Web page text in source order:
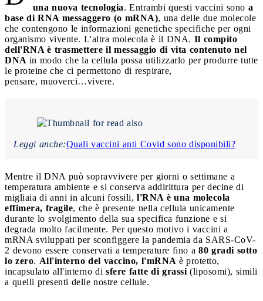
una nuova tecnologia. Entrambi questi vaccini sono a
base di RNA messaggero (o mRNA), una delle due molecole
che contengono le informazioni genetiche specifiche per ogni
organismo vivente. L'altra molecola è il DNA. Il compito
dell'RNA è trasmettere il messaggio di vita contenuto nel
DNA in modo che la cellula possa utilizzarlo per produrre tutte
le proteine che ci permettono di respirare,
pensare, muoverci…vivere.
Leggi anche:Quali vaccini anti Covid sono disponibili?
Mentre il DNA può sopravvivere per giorni o settimane a
temperatura ambiente e si conserva addirittura per decine di
migliaia di anni in alcuni fossili, l'RNA è una molecola
effimera, fragile, che è presente nella cellula unicamente
durante lo svolgimento della sua specifica funzione e si
degrada molto facilmente. Per questo motivo i vaccini a
mRNA sviluppati per sconfiggere la pandemia da SARS-CoV-
2 devono essere conservati a temperature fino a 80 gradi sotto
lo zero. All'interno del vaccino, l'mRNA è protetto,
incapsulato all'interno di sfere fatte di grassi (liposomi), simili
a quelli presenti delle nostre cellule.